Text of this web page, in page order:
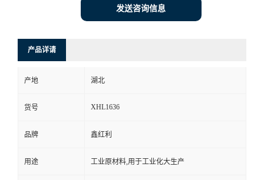
发送咨询信息
产品详请
产地 湖北
货号 XHL1636
品牌 鑫红利
用途 工业原材料,用于工业化大生产